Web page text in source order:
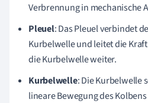
Verbrennung in mechanische
Pleuel: Das Pleuel verbindet
Kurbelwelle und leitet die
die Kurbelwelle weiter.
Kurbelwelle: Die Kurbelwelle
lineare Bewegung des